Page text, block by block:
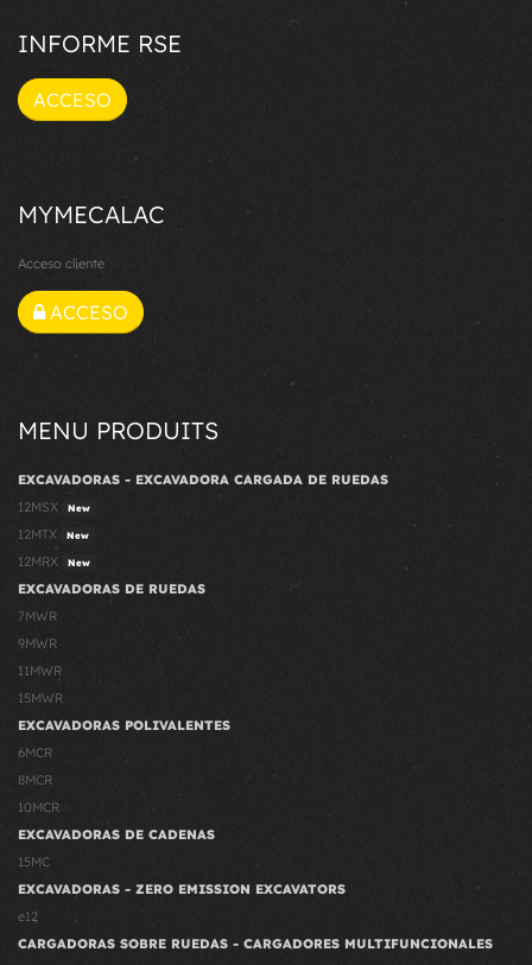
INFORME RSE
ACCESO
MYMECALAC
Acceso cliente
ACCESO
MENU PRODUITS
EXCAVADORAS - EXCAVADORA CARGADA DE RUEDAS
12MSX
New
12MTX New
12MRX New
EXCAVADORAS DE RUEDAS
7MWR
9MWR
11MWR
15MWR
EXCAVADORAS POLIVALENTES
6MCR
8MCR
10MCR
EXCAVADORAS DE CADENAS
15MC
EXCAVADORAS - ZERO EMISSION EXCAVATORS
e12
CARGADORAS SOBRE RUEDAS - CARGADORES MULTIFUNCIONALES